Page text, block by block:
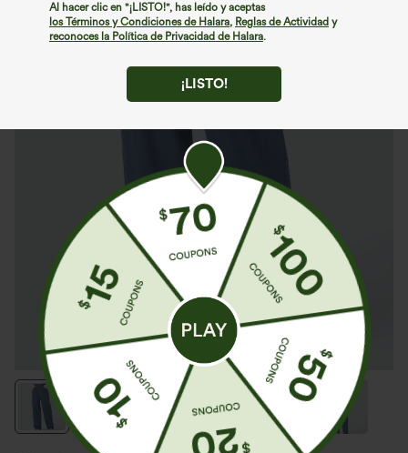
Al hacer clic en "¡LISTO!", has leído y aceptas
los Términos y Condiciones de Halara, Reglas de Actividad y
reconoces la Política de Privacidad de Halara.
¡LISTO!